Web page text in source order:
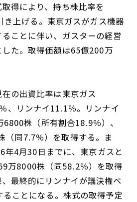
得により、持ち株比率を
上げる。東京ガスがガス機器
ことに伴い、ガスターの経営
た。取得価額は65億200万
の出資比率は東京ガス
、リンナイ11.1％。リンナイ
株（所有割合18.9％）、
（同7.7％）を取得する。ま
年4月30日までに、東京ガスと
万8000株（同58.2％）を取得
最終的にリンナイが議決権ベ
ことになる。株式の取得予定